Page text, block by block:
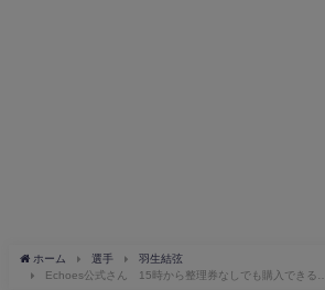
ホーム 選手
羽生結弦
Echoes公式さん 15時から整理券なしでも購入できる…